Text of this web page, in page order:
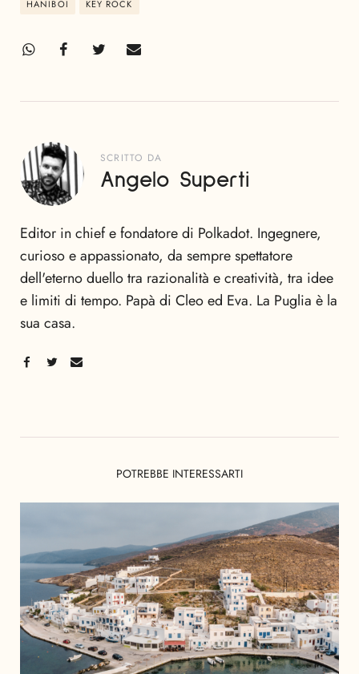
HANIBOI KEY ROCK
SCRITTO DA
Angelo Superti
Editor in chief e fondatore di Polkadot. Ingegnere,
curioso e appassionato, da sempre spettatore
dell'eterno duello tra razionalità e creatività, tra idee
e limiti di tempo. Papà di Cleo ed Eva. La Puglia è la
sua casa.
POTREBBE INTERESSARTI